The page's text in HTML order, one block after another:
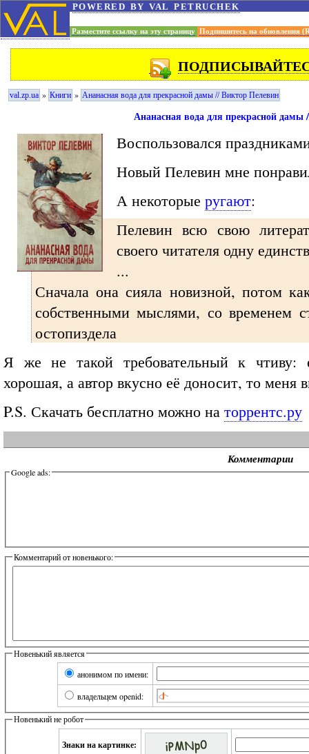
powered by val petruchek
Разместите ссылку на эту страницу Подпишитесь на обновления
val.zp.ua » Книги » Ананасная вода для прекрасной дамы // Виктор Пелевин
Ананасная вода для прекрасной
Воспользовался
Новый Пелевин мне
А некоторые ругают:
Пелевин всю свою
своего читателя одну
...
Сначала она сияла новизной, потом
собственными мыслями, со временем
остопиздела
Я же не такой требовательный к чтиву:
хорошая, а автор вкусно её доносит, то меня
P.S. Скачать бесплатно можно на торрентс.ру
Комментарии
Google ads:
Комментарий от новенького:
Новенький является
анонимом по имени:
владельцем openid:
Новенький не робот
Знаки на картинке: